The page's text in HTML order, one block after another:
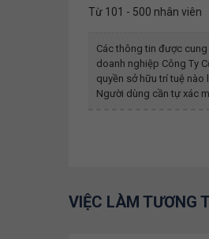
Từ 101 - 500 nhân viên
Các thông tin được
doanh nghiệp Công Ty
quyền sở hữu trí tuệ nào
Người dùng cần tự xác
VIỆC LÀM TƯƠNG